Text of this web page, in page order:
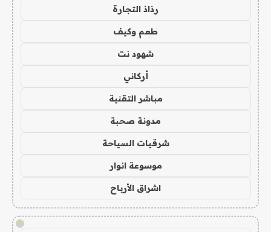
رذاذ التجارة
طعم وكيف
شهود نت
أركاني
مباشر التقنية
مدونة صحبة
شرقيات السياحة
موسوعة انوار
اشراق الأرباح
!